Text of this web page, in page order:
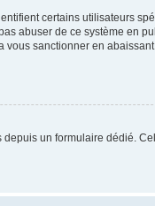
certains utilisateurs
abuser de ce système en
vous sanctionner en
un formulaire dédié.